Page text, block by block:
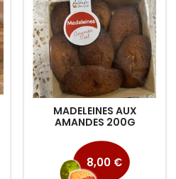
MADELEINES AUX
AMANDES 200G
Prix
8,00 €